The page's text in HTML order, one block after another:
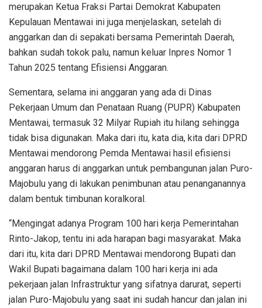
merupakan Ketua Fraksi Partai Demokrat Kabupaten
Kepulauan Mentawai ini juga menjelaskan, setelah di
anggarkan dan di sepakati bersama Pemerintah Daerah,
bahkan sudah tokok palu, namun keluar Inpres Nomor 1
Tahun 2025 tentang Efisiensi Anggaran.
Sementara, selama ini anggaran yang ada di Dinas
Pekerjaan Umum dan Penataan Ruang (PUPR) Kabupaten
Mentawai, termasuk 32 Milyar Rupiah itu hilang sehingga
tidak bisa digunakan. Maka dari itu, kata dia, kita dari DPRD
Mentawai mendorong Pemda Mentawai hasil efisiensi
anggaran harus di anggarkan untuk pembangunan jalan Puro-
Majobulu yang di lakukan penimbunan atau penanganannya
dalam bentuk timbunan koralkoral.
“Mengingat adanya Program 100 hari kerja Pemerintahan
Rinto-Jakop, tentu ini ada harapan bagi masyarakat. Maka
dari itu, kita dari DPRD Mentawai mendorong Bupati dan
Wakil Bupati bagaimana dalam 100 hari kerja ini ada
pekerjaan jalan Infrastruktur yang sifatnya darurat, seperti
jalan Puro-Majobulu yang saat ini sudah hancur dan jalan ini